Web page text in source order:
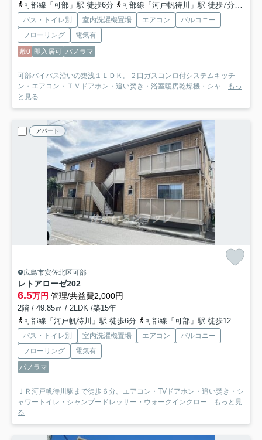
可部線「可部」駅 徒歩6分
可部線「河戸帆待川」駅 徒歩7分
バス・トイレ別 室内洗濯機置場 エアコン
バルコニー
フローリング
電気有
敷0 即入居可 パノラマ
可部バイパス沿いの築浅１ＬＤＫ。２口ガスコンロ付システムキッチ
ン・エアコン・ＴＶドアホン・追い焚き・浴室暖房乾燥機・シャ... もっ
と見る
アパート
広島市安佐北区可部
レトアローゼ202
6.5万円 管理/共益費2,000円
2階 / 49.85㎡ / 2LDK /築15年
可部線「河戸帆待川」駅 徒歩6分
可部線「可部」駅 徒歩12分
バス・トイレ別 室内洗濯機置場 エアコン
バルコニー
フローリング
電気有
パノラマ
ＪＲ河戸帆待川駅まで徒歩６分。エアコン・TVドアホン・追い焚き・シ
ャワートイレ・シャンプードレッサー・ウォークインクロー... もっと見
る